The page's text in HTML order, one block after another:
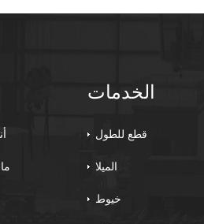
الخدمات
قطع للطول
الميلا
خيوط